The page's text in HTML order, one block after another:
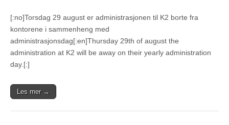
[:no]Torsdag 29 august er administrasjonen til K2 borte fra
kontorene i sammenheng med
administrasjonsdag[:en]Thursday 29th of august the
administration at K2 will be away on their yearly administration
day.[:]
Les mer →